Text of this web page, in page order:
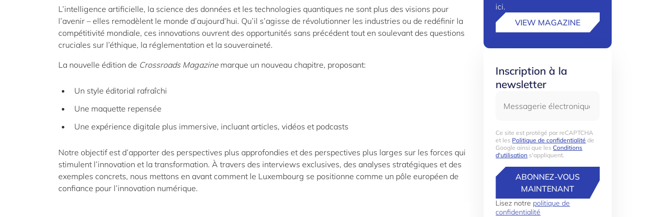
L’intelligence artificielle, la science des données et les technologies quantiques ne sont plus des visions pour
l’avenir – elles remodèlent le monde d’aujourd’hui. Qu’il s’agisse de révolutionner les industries ou de redéfinir la
compétitivité mondiale, ces innovations ouvrent des opportunités sans précédent tout en soulevant des questions
cruciales sur l’éthique, la réglementation et la souveraineté.
La nouvelle édition de Crossroads Magazine marque un nouveau chapitre, proposant:
Un style éditorial rafraîchi
Une maquette repensée
Une expérience digitale plus immersive, incluant articles, vidéos et podcasts
Notre objectif est d’apporter des perspectives plus approfondies et des perspectives plus larges sur les forces qui
stimulent l’innovation et la transformation. À travers des interviews exclusives, des analyses stratégiques et des
exemples concrets, nous mettons en avant comment le Luxembourg se positionne comme un pôle européen de
confiance pour l’innovation numérique.
ici.
VIEW MAGAZINE
Inscription à la
newsletter
Ce site est protégé par reCAPTCHA
et les Politique de confidentialité de
Google ainsi que lesConditions
d'utilisation s'appliquent.
ABONNEZ-VOUS
MAINTENANT
Lisez notre politique de
confidentialité